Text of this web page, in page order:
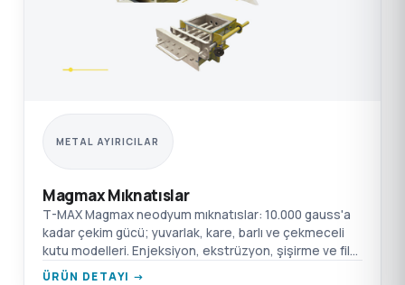
METAL AYIRICILAR
Magmax Mıknatıslar
T-MAX Magmax neodyum mıknatıslar: 10.000 gauss'a
kadar çekim gücü; yuvarlak, kare, barlı ve çekmeceli
kutu modelleri. Enjeksiyon, ekstrüzyon, şişirme ve film
için.
ÜRÜN DETAYI →